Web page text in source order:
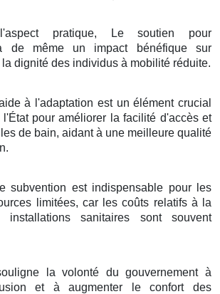
pratique, Le soutien pour
a de même un impact bénéfique sur
dignité des individus à mobilité réduite.
à l'adaptation est un élément crucial
pour améliorer la facilité d'accès et
de bain, aidant à une meilleure qualité
subvention est indispensable pour les
limitées, car les coûts relatifs à la
installations sanitaires sont souvent
la volonté du gouvernement à
et à augmenter le confort des